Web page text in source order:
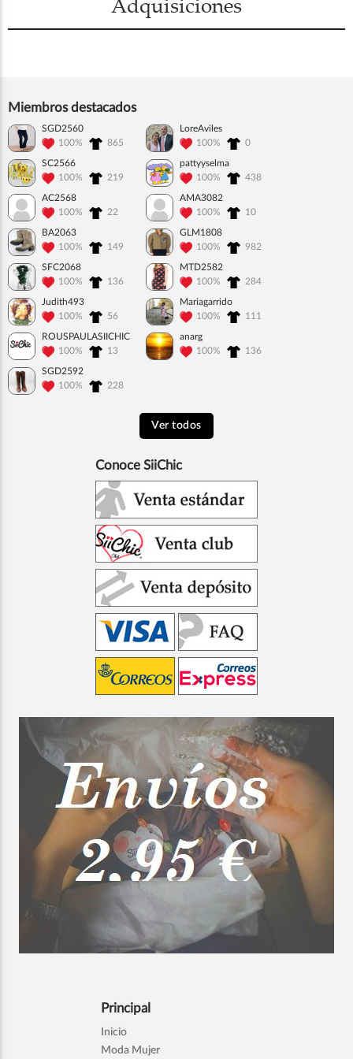
Adquisiciones
Miembros destacados
SGD2560
100%
865
LoreAviles
100%
0
SC2566
100%
219
pattyyselma
100%
438
AC2568
100%
22
AMA3082
100%
10
BA2063
100%
149
GLM1808
100%
982
SFC2068
100%
136
MTD2582
100%
284
Judith493
100%
56
Mariagarrido
100%
111
ROUSPAULASIICHIC
100%
13
anarg
100%
136
SGD2592
100%
228
Ver todos
Conoce SiiChic
Principal
Inicio
Moda Mujer